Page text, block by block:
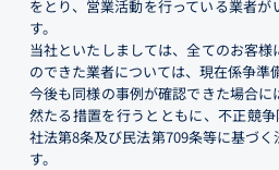
をとり、営業活動を行っている業者
す。
当社といたしましては、全てのお客
のできた業者については、現在係争準
今後も同様の事例が確認できた場合
然たる措置を行うとともに、不正競
社法第8条及び民法第709条等に基づ
す。